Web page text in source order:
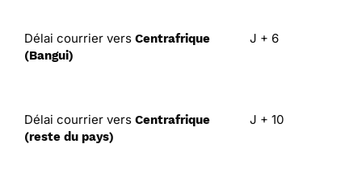
Délai courrier vers Centrafrique
(Bangui)
J + 6
Délai courrier vers Centrafrique
(reste du pays)
J + 10